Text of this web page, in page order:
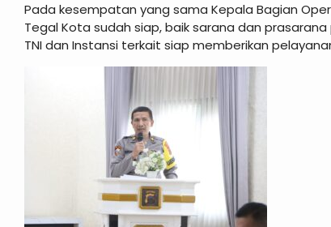
Pada kesempatan yang sama Kepala Bagian
Tegal Kota sudah siap, baik sarana dan
TNI dan Instansi terkait siap memberikan